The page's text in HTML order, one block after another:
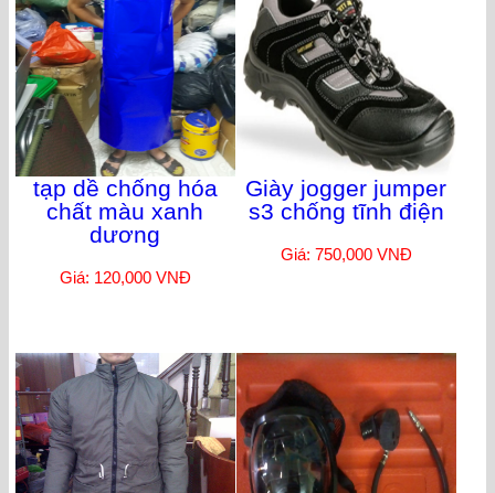
tạp dề chống hóa
chất màu xanh
dương
Giá: 120,000 VNĐ
Giày jogger jumper
s3 chống tĩnh điện
Giá: 750,000 VNĐ